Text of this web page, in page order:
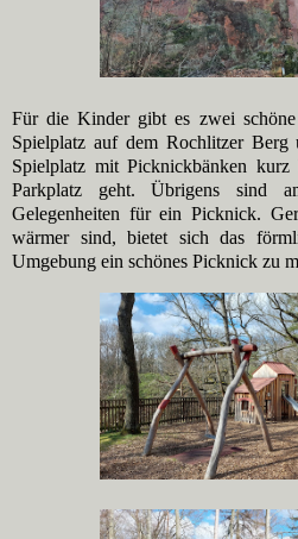
Für die Kinder gibt es zwei schöne
Spielplatz auf dem Rochlitzer Berg
Spielplatz mit Picknickbänken
Parkplatz geht. Übrigens sind
Gelegenheiten für ein Picknick.
wärmer sind, bietet sich das
Umgebung ein schönes Picknick zu